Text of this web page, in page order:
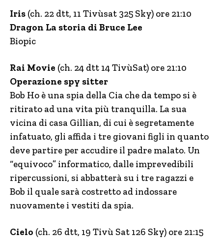
Iris (ch. 22 dtt, 11 Tivùsat 325 Sky) ore 21:10
Dragon La storia di Bruce Lee
Biopic
Rai Movie (ch. 24 dtt 14 TivùSat) ore 21:10
Operazione spy sitter
Bob Ho è una spia della Cia che da tempo si è
ritirato ad una vita più tranquilla. La sua
vicina di casa Gillian, di cui è segretamente
infatuato, gli affida i tre giovani figli in quanto
deve partire per accudire il padre malato. Un
“equivoco” informatico, dalle imprevedibili
ripercussioni, si abbatterà su i tre ragazzi e
Bob il quale sarà costretto ad indossare
nuovamente i vestiti da spia.
Cielo (ch. 26 dtt, 19 Tivù Sat 126 Sky) ore 21:15